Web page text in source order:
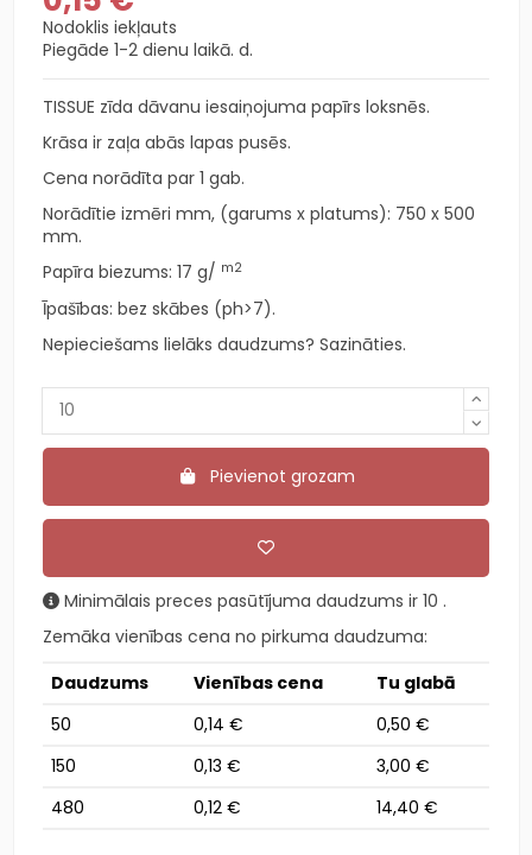
Nodoklis iekļauts
Piegāde 1-2 dienu laikā. d.
TISSUE zīda dāvanu iesaiņojuma papīrs loksnēs.
Krāsa ir zaļa abās lapas pusēs.
Cena norādīta par 1 gab.
Norādītie izmēri mm, (garums x platums): 750 x 500
mm.
Papīra biezums: 17 g/ m2
Īpašības: bez skābes (ph>7).
Nepieciešams lielāks daudzums? Sazināties.
Pievienot grozam
Minimālais preces pasūtījuma daudzums ir 10 .
Zemāka vienības cena no pirkuma daudzuma:
Daudzums
Vienības cena
Tu glabā
50
0,14 €
0,50 €
150
0,13 €
3,00 €
480
0,12 € 14,40 €